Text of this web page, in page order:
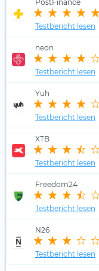
PostFinance
Testbericht lesen
neon
Testbericht lesen
Yuh
Testbericht lesen
XTB
Testbericht lesen
Freedom24
Testbericht lesen
N26
Testbericht lesen